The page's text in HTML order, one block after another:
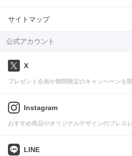
サイトマップ
公式アカウント
X
プレゼント企画や期間限定のキャンペーンを
Instagram
おすすめ商品やオリジナルデザインのブレス
LINE